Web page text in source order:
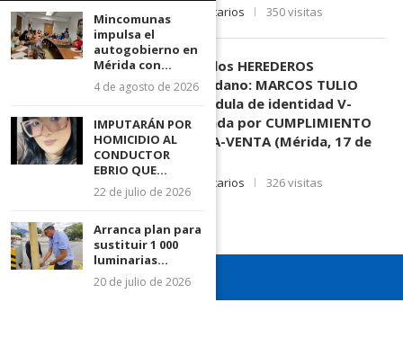
11 de junio de 2026 0 comentarios 350 visitas
EDICTO SE HACE SABER: A los HEREDEROS
DESCONOCIDOS del ciudadano: MARCOS TULIO
) cédula de identidad V-
3.003.963, Parte demandada por CUMPLIMIENTO
DE CONTRATO DE COMPRA-VENTA (Mérida, 17 de
Junio de 2026)
0 comentarios 326 visitas
Mincomunas
impulsa el
autogobierno en
Mérida con...
4 de agosto de 2026
IMPUTARÁN POR
HOMICIDIO AL
CONDUCTOR
EBRIO QUE...
22 de julio de 2026
Arranca plan para
sustituir 1 000
luminarias...
20 de julio de 2026